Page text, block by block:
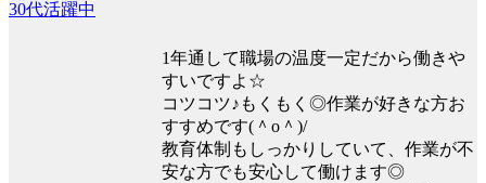
30代活躍中
1年通して職場の温度一定だから働きや
すいですよ☆
コツコツ♪もくもく◎作業が好きな方お
すすめです(＾o＾)/
教育体制もしっかりしていて、作業が不
安な方でも安心して働けます◎